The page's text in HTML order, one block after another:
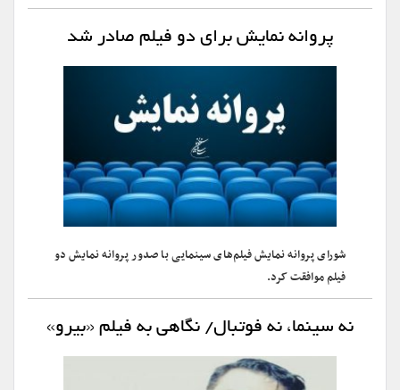
پروانه نمایش برای دو فیلم صادر شد
شورای پروانه نمایش فیلم‌های سینمایی با صدور پروانه نمایش دو
فیلم موافقت کرد.
نه سینما، نه فوتبال/ نگاهی به فیلم «بیرو»